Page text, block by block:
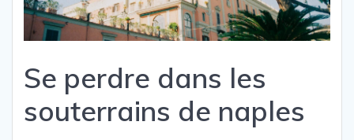
Se perdre dans les
souterrains de naples